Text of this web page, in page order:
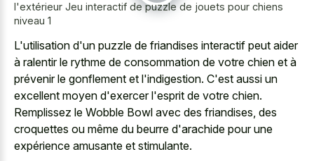
l'extérieur Jeu interactif de puzzle de jouets pour chiens
niveau 1
L'utilisation d'un puzzle de friandises interactif peut aider
à ralentir le rythme de consommation de votre chien et à
prévenir le gonflement et l'indigestion. C'est aussi un
excellent moyen d'exercer l'esprit de votre chien.
Remplissez le Wobble Bowl avec des friandises, des
croquettes ou même du beurre d'arachide pour une
expérience amusante et stimulante.